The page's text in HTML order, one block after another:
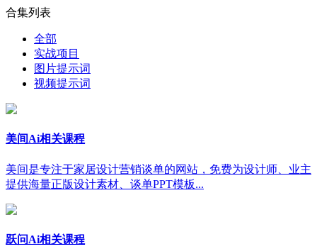
合集列表
全部
实战项目
图片提示词
视频提示词
美间Ai相关课程
美间是专注于家居设计营销谈单的网站，免费为设计师、业主
提供海量正版设计素材、谈单PPT模板...
跃问Ai相关课程